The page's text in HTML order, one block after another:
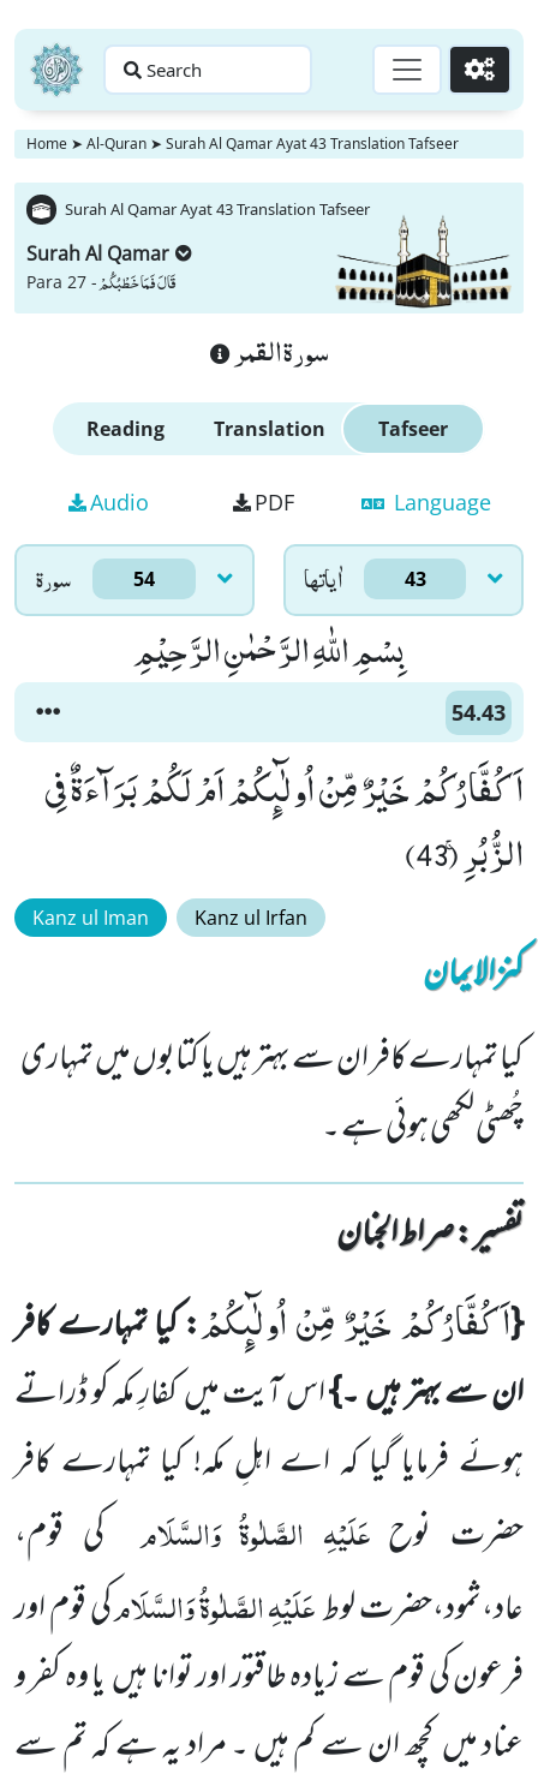
Search Go
Home ➤ Al-Quran ➤ Surah Al Qamar Ayat 43 Translation Tafseer
Surah Al Qamar Ayat 43 Translation Tafseer
Surah Al Qamar
Para 27 -قَالَ فَمَا خَطْبُكُمْ
سورة القمر
Reading Translation Tafseer
Audio PDF Language
سورۃ 54 اٰياتها 43
بِسْمِ اللّٰهِ الرَّحْمٰنِ الرَّحِیْمِ
54.43
اَكُفَّارُكُمْ خَیْرٌ مِّنْ اُولٰٓىٕكُمْ اَمْ لَكُمْ بَرَآءَةٌ فِی
الزُّبُرِۚ (43)
Kanz ul Iman Kanz ul Irfan
کنزالایمان
کیا تمہارے کافر ان سے بہتر ہیں یا کتابوں میں تمہاری
چُھٹی لکھی ہوئی ہے ۔
تفسیر : ‎صراط الجنان
{اَكُفَّارُكُمْ خَیْرٌ مِّنْ اُولٰٓىٕكُمْ: کیا تمہارے کافر
ان سے بہتر ہیں ۔}اس آیت میں کفارِ مکہ کو ڈراتے
ہوئے فرمایا گیا کہ اے اہلِ مکہ! کیا تمہارے کافر
حضرت نوح عَلَیْہِ الصَّلٰوۃُ وَالسَّلَام کی قوم،
عاد،ثمود،حضرت لوطعَلَیْہِالصَّلٰوۃُوَالسَّلَامکی قوم اور
فرعون کی قوم سے زیادہ طاقتور اور توانا ہیں یا وہ کفر و
عناد میں کچھ ان سے کم ہیں ۔ مراد یہ ہے کہ تم سے